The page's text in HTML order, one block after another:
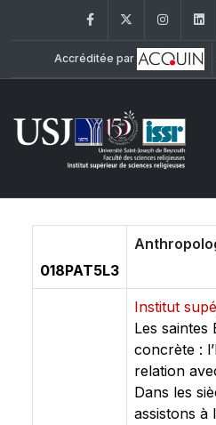
FacebookTwitter
Accréditée par
018PAT5L3
Institut
Les
concrète :
relation
Dans les
assistons à